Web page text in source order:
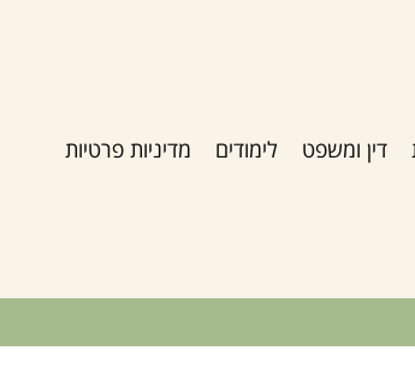
דין ומשפט לימודים מדיניות פרטיות